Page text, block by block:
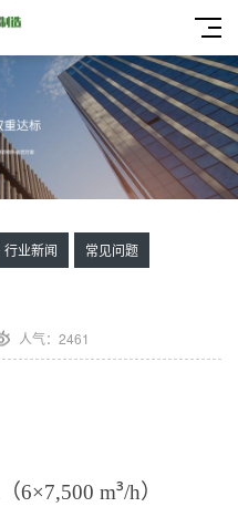
行业新闻 常见问题
人气： 2461
（6×7,500 m³/h）